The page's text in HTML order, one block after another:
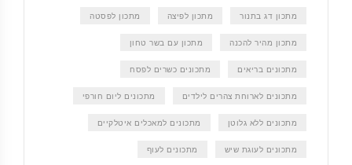
מתכון דג בתנור מתכון לפיצה מתכון לפסטה
מתכון מהיר להכנה מתכון עם בשר טחון
מתכונים בריאים מתכונים כשרים לפסח
מתכונים לארוחת צהרים לילדים מתכונים ליום חורפי
מתכונים ללא גלוטן מתכונים למאכלים איטלקיים
מתכונים לעוגת שיש מתכונים לעוף